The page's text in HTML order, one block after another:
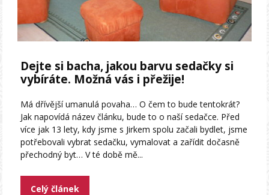
Dejte si bacha, jakou barvu sedačky si
vybíráte. Možná vás i přežije!
Má dřívější umanulá povaha… O čem to bude tentokrát?
Jak napovídá název článku, bude to o naší sedačce. Před
více jak 13 lety, kdy jsme s Jirkem spolu začali bydlet, jsme
potřebovali vybrat sedačku, vymalovat a zařídit dočasně
přechodný byt… V té době mě...
Celý článek